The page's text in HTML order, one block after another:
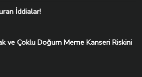
İddialar!
ve Çoklu Doğum Meme Kanseri Riskini